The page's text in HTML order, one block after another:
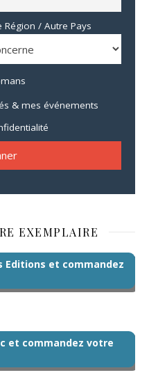
Région / Autre Pays
& mes événements
EXEMPLAIRE
Editions et commandez
et commandez votre